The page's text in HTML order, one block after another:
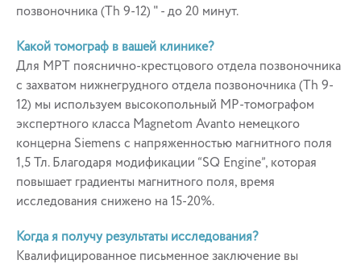
позвоночника (Th 9-12) " - до 20 минут.
Какой томограф в вашей клинике?
Для МРТ пояснично-крестцового отдела позвоночника
с захватом нижнегрудного отдела позвоночника (Th 9-
12) мы используем высокопольный МР-томографом
экспертного класса Magnetom Avanto немецкого
концерна Siemens с напряженностью магнитного поля
1,5 Тл. Благодаря модификации “SQ Engine”, которая
повышает градиенты магнитного поля, время
исследования снижено на 15-20%.
Когда я получу результаты исследования?
Квалифицированное письменное заключение вы